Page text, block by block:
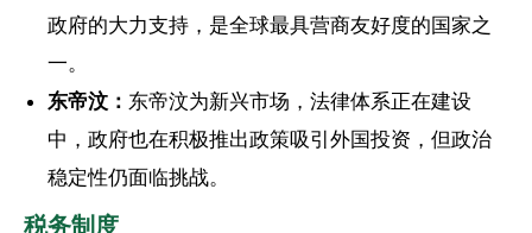
政府的大力支持，是全球最具营商友好度的国家之
一。
东帝汶： 东帝汶为新兴市场，法律体系正在建设
中，政府也在积极推出政策吸引外国投资，但政治
稳定性仍面临挑战。
税务制度